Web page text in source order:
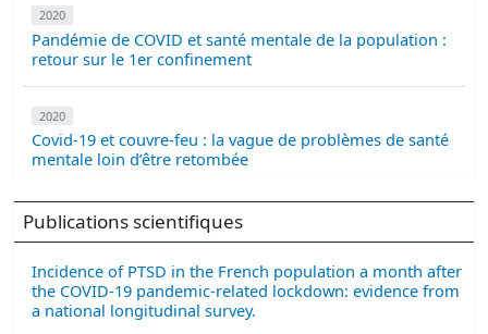
2020
Pandémie de COVID et santé mentale de la population :
retour sur le 1er confinement
2020
Covid-19 et couvre-feu : la vague de problèmes de santé
mentale loin d’être retombée
Publications scientifiques
Incidence of PTSD in the French population a month after
the COVID-19 pandemic-related lockdown: evidence from
a national longitudinal survey.